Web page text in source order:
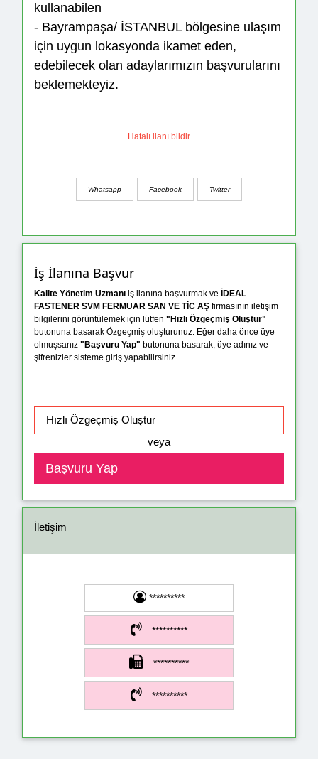
kullanabilen
- Bayrampaşa/ İSTANBUL bölgesine ulaşım
için uygun lokasyonda ikamet eden,
edebilecek olan adaylarımızın başvurularını
beklemekteyiz.
Hatalı ilanı bildir
Whatsapp Facebook Twitter
İş İlanına Başvur
Kalite Yönetim Uzmanı iş ilanına başvurmak ve
İDEAL
FASTENER SVM FERMUAR SAN VE TİC AŞ firmasının iletişim
bilgilerini görüntülemek için lütfen "Hızlı Özgeçmiş Oluştur"
butonuna basarak Özgeçmiş oluşturunuz. Eğer daha önce üye
olmuşsanız "Başvuru Yap" butonuna basarak, üye adınız ve
şifrenizler sisteme giriş yapabilirsiniz.
veya
İletişim
**********
**********
**********
**********